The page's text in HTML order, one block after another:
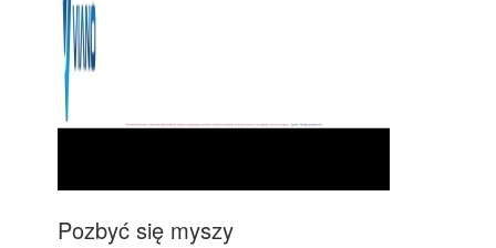
Pozbyć się myszy